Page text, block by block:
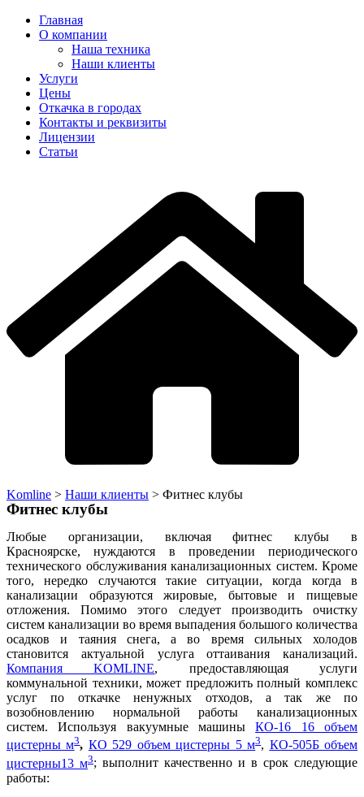
Главная
О компании
Наша техника
Наши клиенты
Услуги
Цены
Откачка в городах
Контакты и реквизиты
Лицензии
Статьи
Komline > Наши клиенты > Фитнес клубы
Фитнес клубы
Любые организации, включая фитнес клубы в
Красноярске, нуждаются в проведении периодического
технического обслуживания канализационных систем. Кроме
того, нередко случаются такие ситуации, когда когда в
канализации образуются жировые, бытовые и пищевые
отложения. Помимо этого следует производить очистку
систем канализации во время выпадения большого количества
осадков и таяния снега, а во время сильных холодов
становится актуальной услуга оттаивания канализаций.
Компания KOMLINE, предоставляющая услуги
коммунальной техники, может предложить полный комплекс
услуг по откачке ненужных отходов, а так же по
возобновлению нормальной работы канализационных
систем. Используя вакуумные машиныКО-16 16 объем
цистерны м3, КО 529 объем цистерны 5 м3, КО-505Б объем
цистерны13 м3; выполнит качественно и в срок следующие
работы: